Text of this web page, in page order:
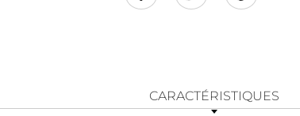
CARACTÉRISTIQUES